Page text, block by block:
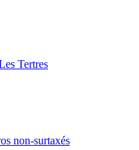
Tertres
non-surtaxés